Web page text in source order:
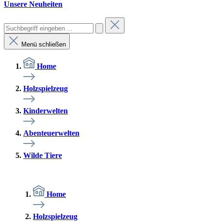
Unsere Neuheiten
Menü schließen
Home
Holzspielzeug
Kinderwelten
Abenteuerwelten
Wilde Tiere
Home
Holzspielzeug